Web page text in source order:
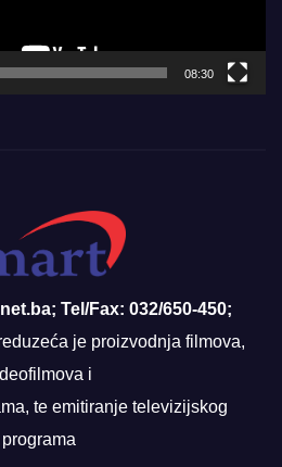
08:30
Tel/Fax: 032/650-450;
je proizvodnja filmova,
i
te emitiranje televizijskog
programa